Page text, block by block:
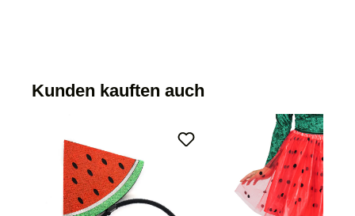
Kunden kauften auch